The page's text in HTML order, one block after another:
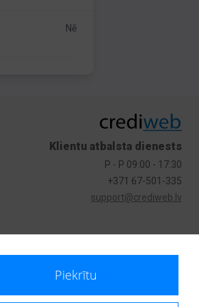
Nē
Klientu atbalsta dienests
P - P 09:00 - 17:30
+371 67-501-335
support@crediweb.lv
Piekrītu